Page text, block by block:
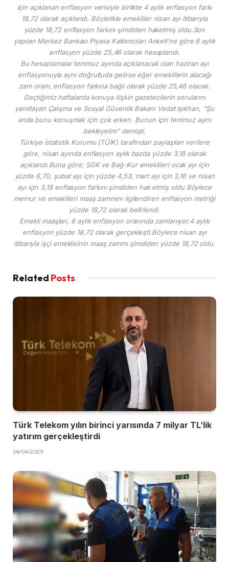
için açıklanan enflasyon verisiyle birlikte 4 aylık enflasyon farkı
18,72 olarak açıklandı. Böylelikle emekliler nisan ayı itibarıyla
yüzde 18,72 enflasyon farkını şimdiden haketmiş oldu.Son
yapılan Merkez Bankası Piyasa Katılımcıları Anketi’ne göre 6 aylık
enflasyon yüzde 25,46 olarak hesaplandı.
Bu hesaplamalar temmuz ayında açıklanacak olan haziran ayı
enflasyonuyla aynı doğrultuda gelirse eğer emeklilerin alacağı
zam oranı, enflasyon farkına bağlı olarak yüzde 25,46 olacak.
Geçtiğimiz haftalarda konuya ilişkin gazetecilerin sorularını
yanıtlayan Çalışma ve Sosyal Güvenlik Bakanı Vedat Işıkhan, “Şu
anda bunu konuşmak için çok erken. Bunun için temmuz ayını
bekleyelim” demişti.
Türkiye İstatistik Kurumu (TÜİK) tarafından paylaşılan verilere
göre, nisan ayında enflasyon aylık bazda yüzde 3,18 olarak
açıklandı.Buna göre; SGK ve Bağ-Kur emeklileri ocak ayı için
yüzde 6,70, şubat ayı için yüzde 4,53, mart ayı için 3,16 ve nisan
ayı için 3,18 enflasyon farkını şimdiden hak etmiş oldu.Böylece
memur ve emeklileri maaş zammını ilgilendiren enflasyon metriği
yüzde 18,72 olarak belirlendi.
Emekli maaşları, 6 aylık enflasyon oranında zamlanıyor.4 aylık
enflasyon yüzde 18,72 olarak gerçekleşti.Böylece nisan ayı
itibarıyla işçi emeklisinin maaş zammı şimdiden yüzde 18,72 oldu.
Related Posts
Türk Telekom yılın birinci yarısında 7 milyar TL’lik
yatırım gerçekleştirdi
04/04/2025